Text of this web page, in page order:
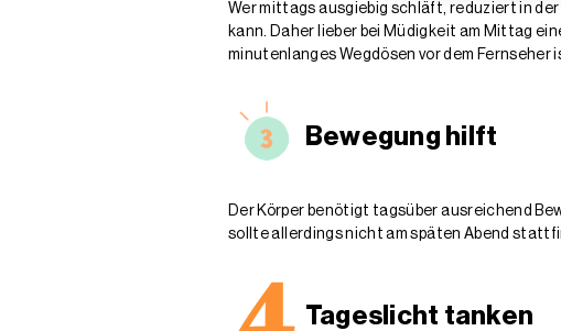
Wer mittags ausgiebig schläft, reduziert in
kann. Daher lieber bei Müdigkeit am Mittag
minutenlanges Wegdösen vor dem
Bewegung hilft
Der Körper benötigt tagsüber ausreichend
sollte allerdings nicht am späten Abend
Tageslicht tanken